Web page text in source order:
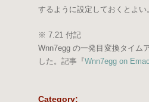
するように設定しておくとよい
※ 7.21 付記
Wnn7egg の一発目変換タイム
した。記事『Wnn7egg on
Category: